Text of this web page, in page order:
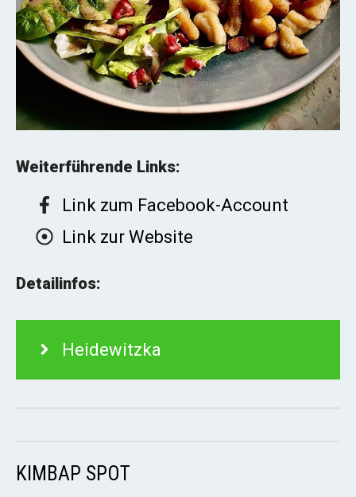
Weiterführende Links:
Link zum Facebook-Account
Link zur Website
Detailinfos:
Heidewitzka
KIMBAP SPOT